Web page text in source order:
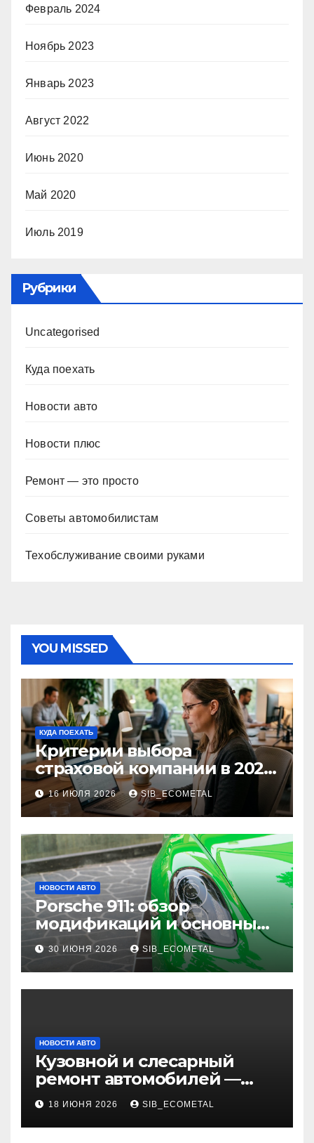
Февраль 2024
Ноябрь 2023
Январь 2023
Август 2022
Июнь 2020
Май 2020
Июль 2019
Рубрики
Uncategorised
Куда поехать
Новости авто
Новости плюс
Ремонт — это просто
Советы автомобилистам
Техобслуживание своими руками
YOU MISSED
КУДА ПОЕХАТЬ
Критерии выбора
страховой компании в 2026
году: надежность и
реальные отзывы о
выплатах
16 ИЮЛЯ 2026 SIB_ECOMETAL
НОВОСТИ АВТО
Porsche 911: обзор
модификаций и основные
характеристики
30 ИЮНЯ 2026 SIB_ECOMETAL
НОВОСТИ АВТО
Кузовной и слесарный
ремонт автомобилей —
наличие оригинальных
запчастей и типичные
сроки выполнения работ
18 ИЮНЯ 2026 SIB_ECOMETAL